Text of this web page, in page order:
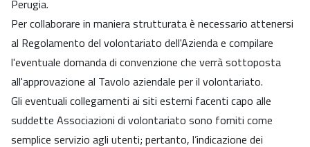
Perugia.
Per collaborare in maniera strutturata è necessario attenersi
al Regolamento del volontariato dell'Azienda e compilare
l'eventuale domanda di convenzione che verrà sottoposta
all'approvazione al Tavolo aziendale per il volontariato.
Gli eventuali collegamenti ai siti esterni facenti capo alle
suddette Associazioni di volontariato sono forniti come
semplice servizio agli utenti; pertanto, l’indicazione dei